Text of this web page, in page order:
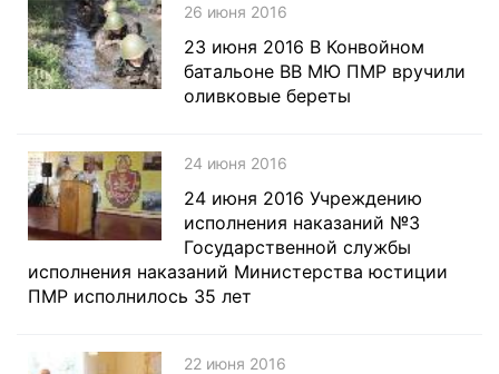
26 июня 2016
23 июня 2016 В Конвойном
батальоне ВВ МЮ ПМР вручили
оливковые береты
24 июня 2016
24 июня 2016 Учреждению
исполнения наказаний №3
Государственной службы
исполнения наказаний Министерства юстиции
ПМР исполнилось 35 лет
22 июня 2016